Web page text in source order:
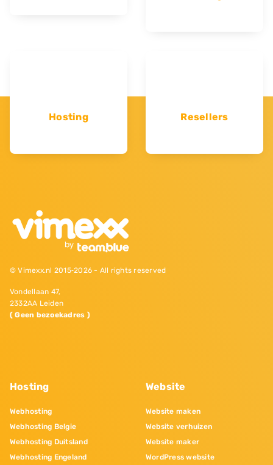
Hosting Resellers
© Vimexx.nl 2015‐2026 - All rights reserved
Vondellaan 47,
2332AA Leiden
( Geen bezoekadres )
Hosting
Webhosting
Webhosting Belgie
Webhosting Duitsland
Webhosting Engeland
Website
Website maken
Website verhuizen
Website maker
WordPress website